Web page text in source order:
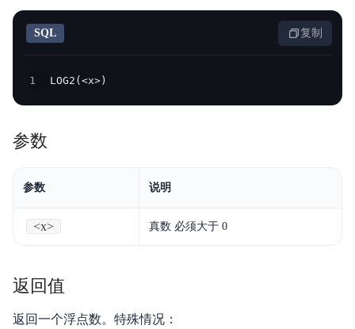
产品概述
快速入门
操作手册
SQL手册
Palo for PostgreSQL
SQL 复制
1 LOG2(<x>)
参数
参数 说明
<x> 真数 必须大于 0
返回值
返回一个浮点数。特殊情况：